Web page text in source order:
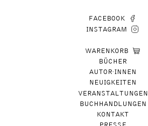
FACEBOOK
INSTAGRAM
WARENKORB
BÜCHER
AUTOR∙INNEN
NEUIGKEITEN
VERANSTALTUNGEN
BUCHHANDLUNGEN
KONTAKT